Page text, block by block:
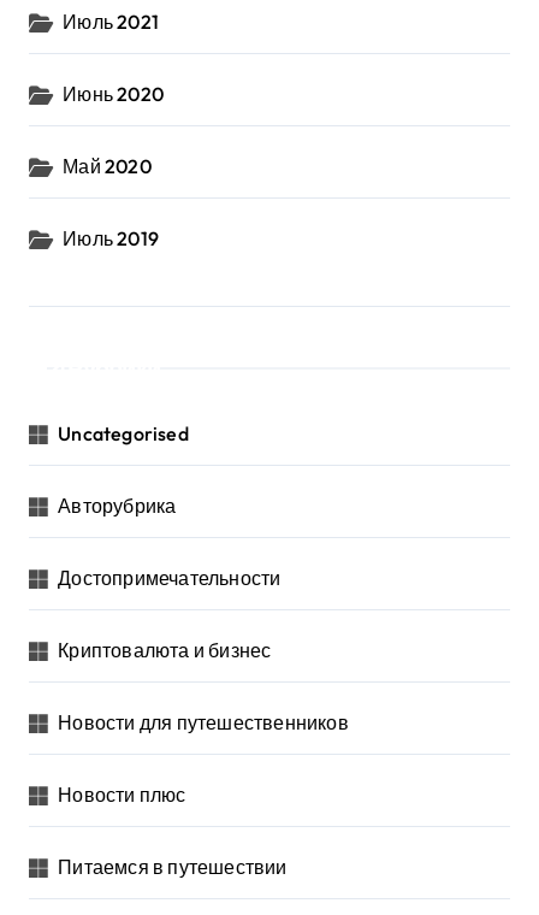
Июль 2021
Июнь 2020
Май 2020
Июль 2019
Uncategorised
Авторубрика
Достопримечательности
Криптовалюта и бизнес
Новости для путешественников
Новости плюс
Питаемся в путешествии